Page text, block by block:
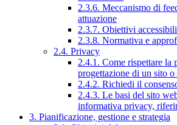
2.3.6. Meccanismo di
attuazione
2.3.7. Obiettivi
2.3.8. Normativa e
2.4. Privacy
2.4.1. Come rispettare la
progettazione di un sito
2.4.2. Richiedi il
2.4.3. Le basi del sito
informativa privacy,
3. Pianificazione, gestione e strategia